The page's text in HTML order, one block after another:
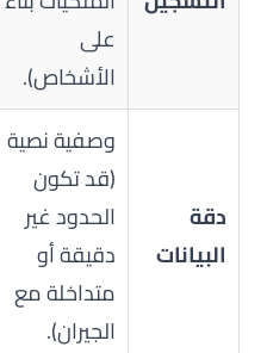
على
الأشخاص).
دقة
البيانات
وصفية نصية
(قد تكون
الحدود غير
دقيقة أو
متداخلة مع
الجيران).